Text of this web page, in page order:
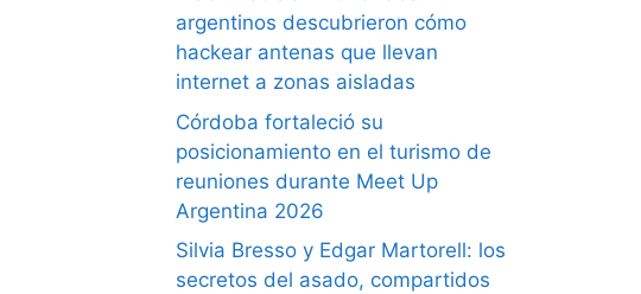
argentinos descubrieron cómo
hackear antenas que llevan
internet a zonas aisladas
Córdoba fortaleció su
posicionamiento en el turismo de
reuniones durante Meet Up
Argentina 2026
Silvia Bresso y Edgar Martorell: los
secretos del asado, compartidos